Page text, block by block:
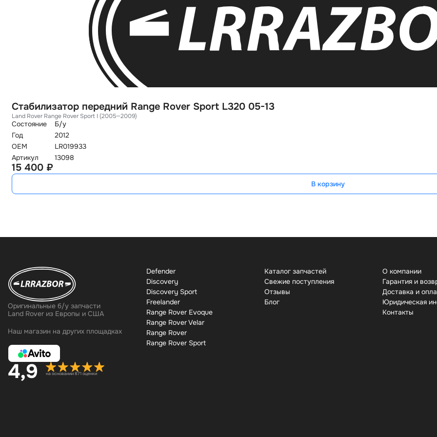
Стабилизатор передний Range Rover Sport L320 05-13
Land Rover Range Rover Sport I (2005—2009)
Состояние
Б/у
Год
2012
OEM
LR019933
Артикул
13098
15 400 ₽
В корзину
Оригинальные б/у запчасти
Land Rover из Европы и США
Наш магазин на других площадках
4,9 на основании 871 оценки
Defender
Discovery
Discovery Sport
Freelander
Range Rover Evoque
Range Rover Velar
Range Rover
Range Rover Sport
Каталог запчастей
Свежие поступления
Отзывы
Бло
О компании
Гарантия и
Доставка и
Юридическая
Контакты